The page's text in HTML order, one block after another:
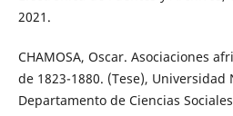
2021.
CHAMOSA, Oscar. Asociaciones
de 1823-1880. (Tese), Universidad
Departamento de Ciencias